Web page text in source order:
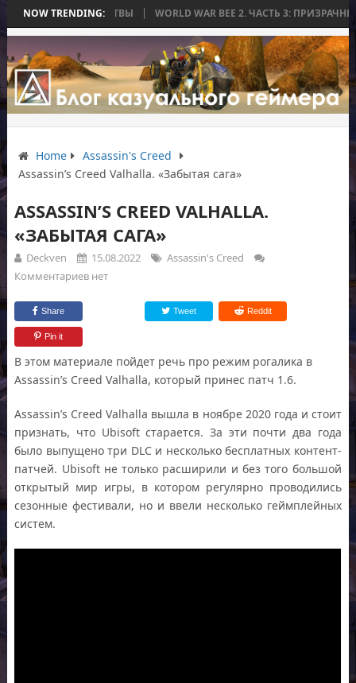
NOW TRENDING:
БЕЗ БИТВЫ WORLD WAR BEE 2. ЧАСТЬ 3: ПРИЗРАЧНЫЕ
Home
Assassin's Creed
Assassin’s Creed Valhalla. «Забытая сага»
ASSASSIN’S CREED VALHALLA.
«ЗАБЫТАЯ САГА»
Deckven 15.08.2022
Assassin's Creed
Комментариев нет
Share Tweet Reddit
Pin it
В этом материале пойдет речь про режим рогалика в
Assassin’s Creed Valhalla, который принес патч 1.6.
Assassin’s Creed Valhalla вышла в ноябре 2020 года и стоит
признать, что Ubisoft старается. За эти почти два года
было выпущено три DLC и несколько бесплатных контент-
патчей. Ubisoft не только расширили и без того большой
открытый мир игры, в котором регулярно проводились
сезонные фестивали, но и ввели несколько геймплейных
систем.